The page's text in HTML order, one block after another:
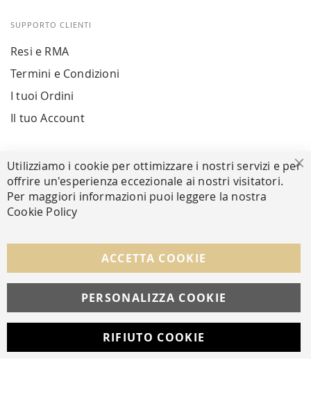
SUPPORTO CLIENTI
Resi e RMA
Termini e Condizioni
I tuoi Ordini
Il tuo Account
Facebook Instagram Whatsapp
© Copyright MAV Arreda s.r.l. | P.IVA IT05919160969
Via Galileo Galilei, 14 | Milano
Utilizziamo i cookie per ottimizzare i nostri servizi e per
offrire un'esperienza eccezionale ai nostri visitatori.
Per maggiori informazioni puoi leggere la nostra
Cookie Policy
ACCETTA COOKIE
PERSONALIZZA COOKIE
RIFIUTO COOKIE